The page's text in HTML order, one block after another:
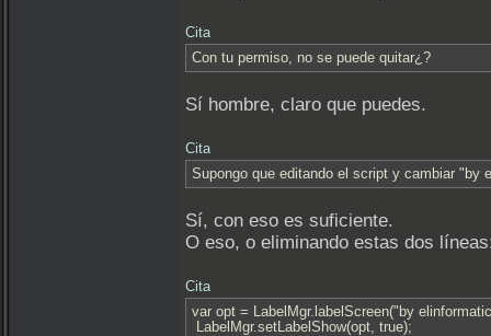
Cita
Con tu permiso, no se puede quitar¿?
Sí hombre, claro que puedes.
Cita
Supongo que editando el script y cambiar "by
Sí, con eso es suficiente.
O eso, o eliminando estas dos
Cita
var opt = LabelMgr.labelScreen("by
LabelMgr.setLabelShow(opt, true);